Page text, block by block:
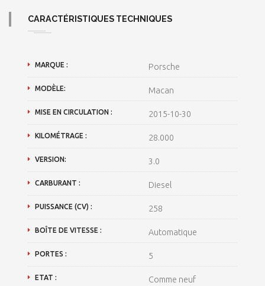
CARACTÉRISTIQUES TECHNIQUES
MARQUE : Porsche
MODÈLE: Macan
MISE EN CIRCULATION : 2015-10-30
KILOMÉTRAGE : 28.000
VERSION: 3.0
CARBURANT : Diesel
PUISSANCE (CV) : 258
BOÎTE DE VITESSE : Automatique
PORTES : 5
ETAT : Comme neuf